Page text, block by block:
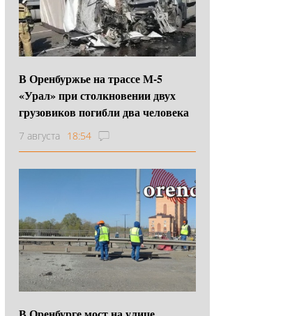
В Оренбуржье на трассе М-5
«Урал» при столкновении двух
грузовиков погибли два человека
7 августа 18:54